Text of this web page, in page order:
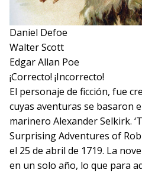
Daniel Defoe
Walter Scott
Edgar Allan Poe
¡Correcto! ¡Incorrecto!
El personaje de ficción, fue
cuyas aventuras se basaron
marinero Alexander Selkirk.
Surprising Adventures of
el 25 de abril de 1719. La
en un solo año, lo que para